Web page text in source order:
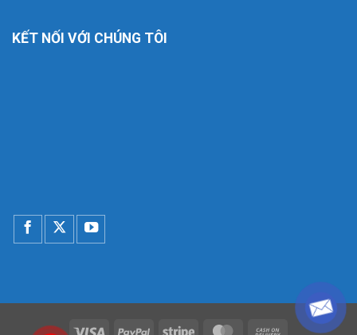
KẾT NỐI VỚI CHÚNG TÔI
Visa PayPal Stripe MasterCard
Cash